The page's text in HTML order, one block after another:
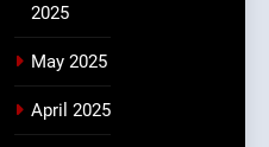
2025
May 2025
April 2025